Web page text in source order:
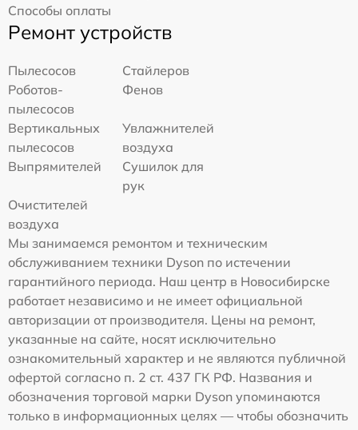
Способы оплаты
Ремонт устройств
Пылесосов
Стайлеров
Роботов-
пылесосов
Фенов
Вертикальных
пылесосов
Увлажнителей
воздуха
Выпрямителей
Сушилок для
рук
Очистителей
воздуха
Мы занимаемся ремонтом и техническим
обслуживанием техники Dyson по истечении
гарантийного периода. Наш центр в Новосибирске
работает независимо и не имеет официальной
авторизации от производителя. Цены на ремонт,
указанные на сайте, носят исключительно
ознакомительный характер и не являются публичной
офертой согласно п. 2 ст. 437 ГК РФ. Названия и
обозначения торговой марки Dyson упоминаются
только в информационных целях — чтобы обозначить